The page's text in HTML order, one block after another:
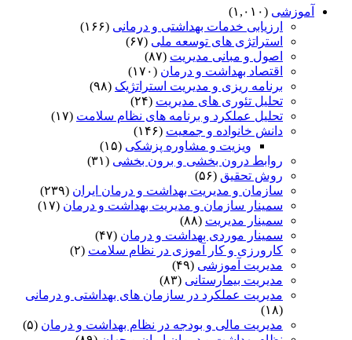
آموزشی (۱,۰۱۰)
ارزیابی خدمات بهداشتی و درمانی (۱۶۶)
استراتژی های توسعه ملی (۶۷)
اصول و مبانی مدیریت (۸۷)
اقتصاد بهداشت و درمان (۱۷۰)
برنامه ریزی و مدیریت استراتژیک (۹۸)
تحلیل تئوری های مدیریت (۲۴)
تحلیل عملکرد و برنامه های نظام سلامت (۱۷)
دانش خانواده و جمعیت (۱۴۶)
ویزیت و مشاوره پزشکی (۱۵)
روابط درون بخشی و برون بخشی (۳۱)
روش تحقیق (۵۶)
سازمان و مدیریت بهداشت و درمان ایران (۲۳۹)
سمینار سازمان و مدیریت بهداشت و درمان (۱۷)
سمینار مدیریت (۸۸)
سمینار موردی بهداشت و درمان (۴۷)
کارورزی و کار آموزی در نظام سلامت (۲)
مدیریت آموزشی (۴۹)
مدیریت بیمارستانی (۸۳)
مدیریت عملکرد در سازمان های بهداشتی و درمانی
(۱۸)
مدیریت مالی و بودجه در نظام بهداشت و درمان (۵)